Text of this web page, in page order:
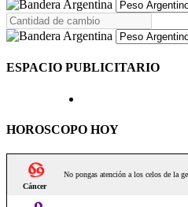
ESPACIO PUBLICITARIO
HOROSCOPO HOY